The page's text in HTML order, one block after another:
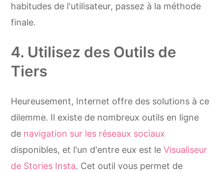
habitudes de l'utilisateur, passez à la méthode
finale.
4. Utilisez des Outils de
Tiers
Heureusement, Internet offre des solutions à ce
dilemme. Il existe de nombreux outils en ligne
de navigation sur les réseaux sociaux
disponibles, et l'un d'entre eux est le Visualiseur
de Stories Insta. Cet outil vous permet de